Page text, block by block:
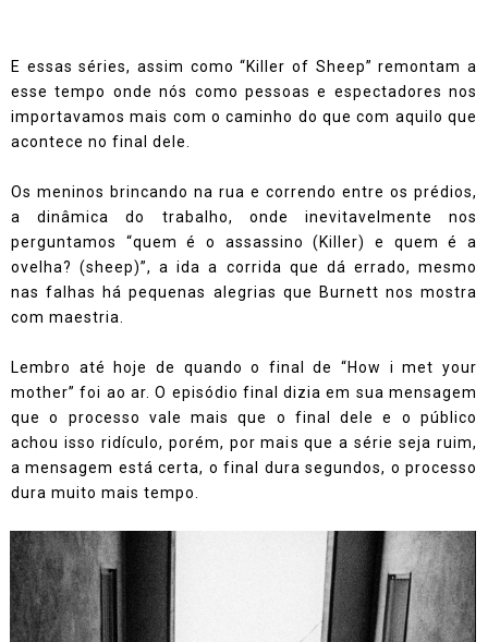
E essas séries, assim como “Killer of Sheep” remontam a
esse tempo onde nós como pessoas e espectadores nos
importavamos mais com o caminho do que com aquilo que
acontece no final dele.
Os meninos brincando na rua e correndo entre os prédios,
a dinâmica do trabalho, onde inevitavelmente nos
perguntamos “quem é o assassino (Killer) e quem é a
ovelha? (sheep)”, a ida a corrida que dá errado, mesmo
nas falhas há pequenas alegrias que Burnett nos mostra
com maestria.
Lembro até hoje de quando o final de “How i met your
mother” foi ao ar. O episódio final dizia em sua mensagem
que o processo vale mais que o final dele e o público
achou isso ridículo, porém, por mais que a série seja ruim,
a mensagem está certa, o final dura segundos, o processo
dura muito mais tempo.